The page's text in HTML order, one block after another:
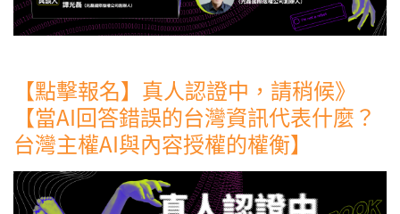
【點擊報名】真人認證中，請稍候》
【當AI回答錯誤的台灣資訊代表什麼？
台灣主權AI與內容授權的權衡】